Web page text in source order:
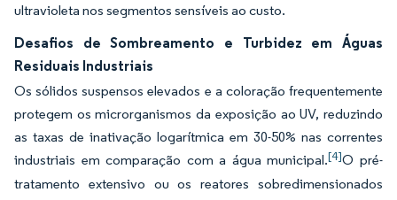
ultravioleta nos segmentos sensíveis ao custo.
Desafios de Sombreamento e Turbidez em Águas
Residuais Industriais
Os sólidos suspensos elevados e a coloração frequentemente
protegem os microrganismos da exposição ao UV, reduzindo
as taxas de inativação logarítmica em 30-50% nas correntes
industriais em comparação com a água municipal.[4]O pré-
tratamento extensivo ou os reatores sobredimensionados